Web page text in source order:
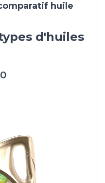
huile
d'huiles